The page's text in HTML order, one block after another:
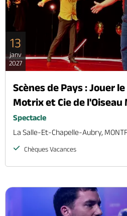
13
janv
2027
Scènes de Pays : Jouer
Motrix et Cie de l'Oiseau
Spectacle
La Salle-Et-Chapelle-Aubry,
Chèques Vacances